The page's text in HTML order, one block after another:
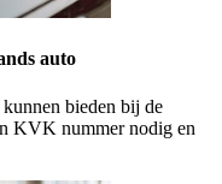
auto
bieden bij de
KVK nummer nodig en